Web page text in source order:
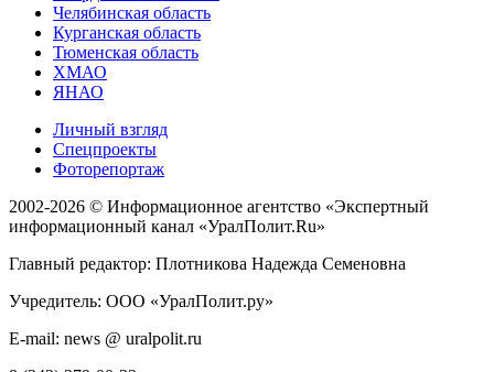
Челябинская область
Курганская область
Тюменская область
ХМАО
ЯНАО
Личный взгляд
Спецпроекты
Фоторепортаж
2002-2026 © Информационное агентство «Экспертный
информационный канал «УралПолит.Ru»
Главный редактор: Плотникова Надежда Семеновна
Учредитель: ООО «УралПолит.ру»
E-mail: news @ uralpolit.ru